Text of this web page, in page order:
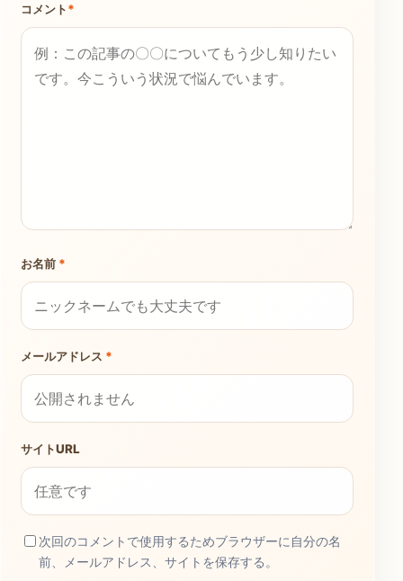
コメント*
お名前 *
メールアドレス *
サイトURL
次回のコメントで使用するためブラウザーに自分の名
前、メールアドレス、サイトを保存する。